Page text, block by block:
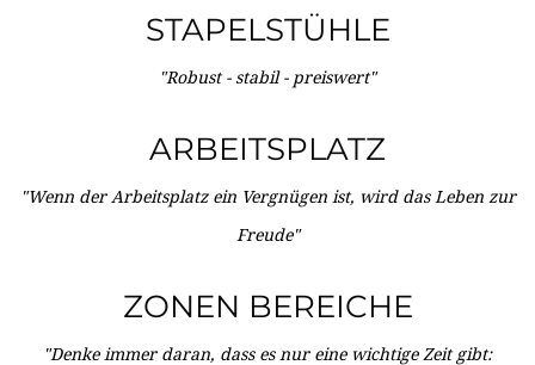
STAPELSTÜHLE
"Robust - stabil - preiswert"
ARBEITSPLATZ
"Wenn der Arbeitsplatz ein Vergnügen ist, wird das Leben zur
Freude"
ZONEN BEREICHE
"Denke immer daran, dass es nur eine wichtige Zeit gibt: